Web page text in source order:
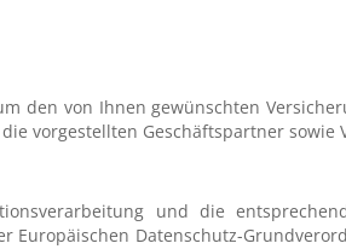
den von Ihnen gewünschten
vorgestellten Geschäftspartner sowie
und die
Datenschutz-